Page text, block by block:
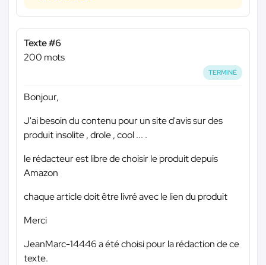
Texte #6
200 mots
TERMINÉ
Bonjour,
J'ai besoin du contenu pour un site d'avis sur des
produit insolite , drole , cool ... .
le rédacteur est libre de choisir le produit depuis
Amazon
chaque article doit être livré avec le lien du produit
Merci
JeanMarc-14446 a été choisi pour la rédaction de ce
texte.